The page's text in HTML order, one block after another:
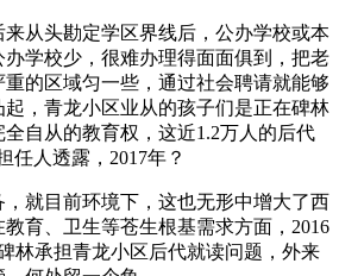
头勘定学区界线后，公办学校或本
学校少，很难办理得面面俱到，把老
的区域匀一些，通过社会聘请就能够
，青龙小区业从的孩子们是正在碑林
自从的教育权，这近1.2万人的后代
任人透露，2017年？
目前环境下，这也无形中增大了西
育、卫生等苍生根基需求方面，2016
林承担青龙小区后代就读问题，外来